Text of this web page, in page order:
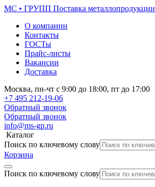
МС • ГРУПП Поставка металлопродукции
О компании
Контакты
ГОСТы
Прайс-листы
Вакансии
Доставка
Москва, пн-чт с 9:00 до 18:00, пт до 17:00
+7 495 212-19-06
Обратный звонок
Обратный звонок
info@ms-gp.ru
Каталог
Поиск по ключевому слову
Корзина
Поиск по ключевому слову